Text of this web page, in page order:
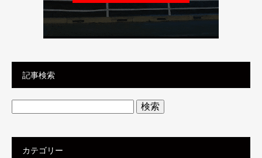
記事検索
検
索:
カテゴリー